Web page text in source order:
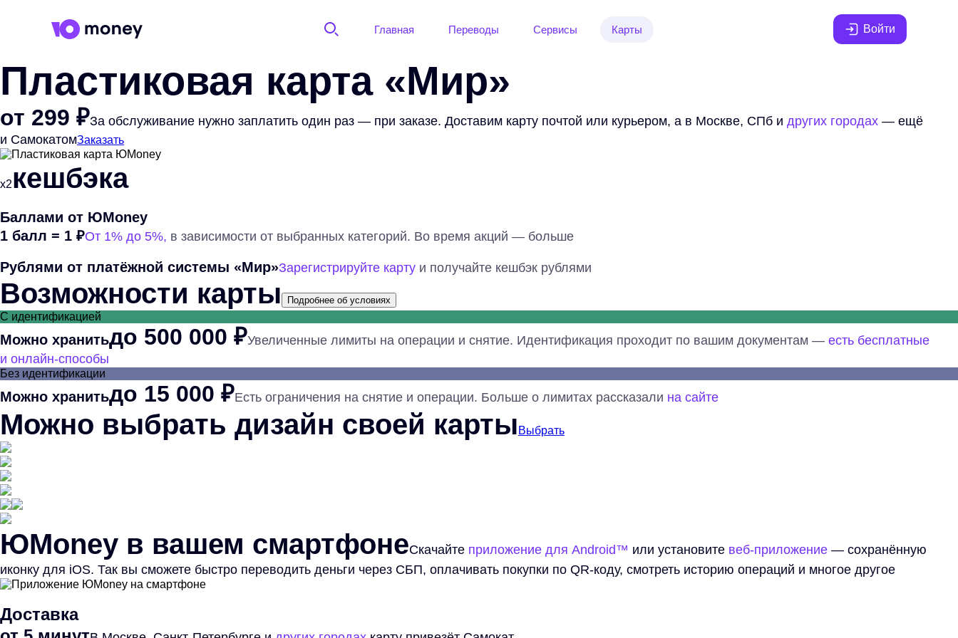
Главная Переводы Сервисы Карты Войти
Пластиковая карта «Мир»
от 299 ₽За обслуживание нужно заплатить один раз — при заказе. Доставим карту почтой или курьером, а в Москве, СПб и других городах — ещё
и СамокатомЗаказать
х2кешбэка
Баллами от ЮMoney
1 балл = 1 ₽От 1% до 5%, в зависимости от выбранных категорий. Во время акций — больше
Рублями от платёжной системы «Мир»Зарегистрируйте карту и получайте кешбэк рублями
Возможности карты Подробнее об условиях
С идентификацией
Можно хранитьдо 500 000 ₽Увеличенные лимиты на операции и снятие. Идентификация проходит по вашим документам — есть бесплатные
и онлайн-способы
Без идентификации
Можно хранитьдо 15 000 ₽Есть ограничения на снятие и операции. Больше о лимитах рассказали на сайте
Можно выбрать дизайн своей карты Выбрать
ЮMoney в вашем смартфонеСкачайте приложение для Android™ или установите веб-приложение — сохранённую
иконку для iOS. Так вы сможете быстро переводить деньги через СБП, оплачивать покупки по QR-коду, смотреть историю операций и многое другое
Доставка